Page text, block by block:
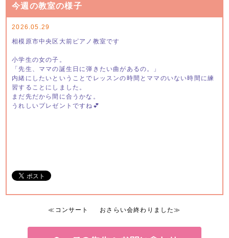
今週の教室の様子
2026.05.29
相模原市中央区大前ピアノ教室です
小学生の女の子。
「先生、ママの誕生日に弾きたい曲があるの。」
内緒にしたいということでレッスンの時間とママのいない時間に練
習することにしました。
まだ先だから間に合うかな。
うれしいプレゼントですね💕
≪ コンサート おさらい会終わりました≫